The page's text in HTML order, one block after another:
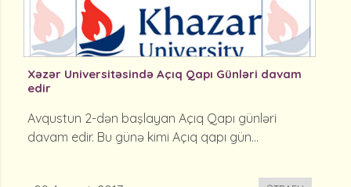
Xəzər Universitəsində Açıq Qapı Günləri davam
edir
Avqustun 2-dən başlayan Açıq Qapı günləri
davam edir. Bu günə kimi Açıq qapı gün...